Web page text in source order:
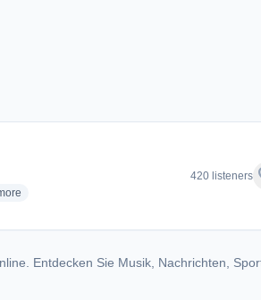
genres for Radio Blackout
420 listeners
Entdecken Sie Musik, Nachrichten,